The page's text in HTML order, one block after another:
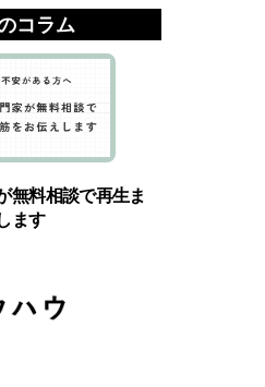
コラム
無料相談で再生ま
ます